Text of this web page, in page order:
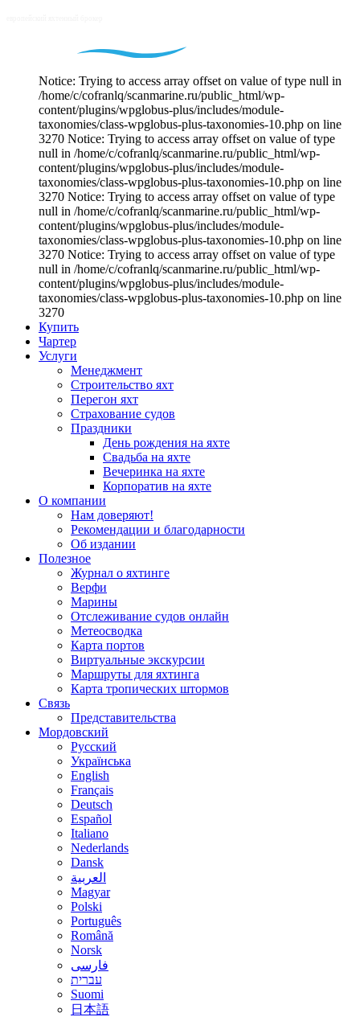
Notice: Trying to access array offset on value of type null in
/home/c/cofranlq/scanmarine.ru/public_html/wp-
content/plugins/wpglobus-plus/includes/module-
taxonomies/class-wpglobus-plus-taxonomies-10.php on line
3270 Notice: Trying to access array offset on value of type
null in /home/c/cofranlq/scanmarine.ru/public_html/wp-
content/plugins/wpglobus-plus/includes/module-
taxonomies/class-wpglobus-plus-taxonomies-10.php on line
3270 Notice: Trying to access array offset on value of type
null in /home/c/cofranlq/scanmarine.ru/public_html/wp-
content/plugins/wpglobus-plus/includes/module-
taxonomies/class-wpglobus-plus-taxonomies-10.php on line
3270 Notice: Trying to access array offset on value of type
null in /home/c/cofranlq/scanmarine.ru/public_html/wp-
content/plugins/wpglobus-plus/includes/module-
taxonomies/class-wpglobus-plus-taxonomies-10.php on line
3270
Купить
Чартер
Услуги
Менеджмент
Строительство яхт
Перегон яхт
Страхование судов
Праздники
День рождения на яхте
Свадьба на яхте
Вечеринка на яхте
Корпоратив на яхте
О компании
Нам доверяют!
Рекомендации и благодарности
Об издании
Полезное
Журнал о яхтинге
Верфи
Марины
Отслеживание судов онлайн
Метеосводка
Карта портов
Виртуальные экскурсии
Маршруты для яхтинга
Карта тропических штормов
Связь
Представительства
Мордовский
Русский
Українська
English
Français
Deutsch
Español
Italiano
Nederlands
Dansk
العربية
Magyar
Polski
Português
Română
Norsk
فارسی
עברית
Suomi
日本語